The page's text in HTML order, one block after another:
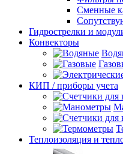
Сменные
Гидрострелки и
Конвекторы
КИП / приборы учета
Теплоизоляция и